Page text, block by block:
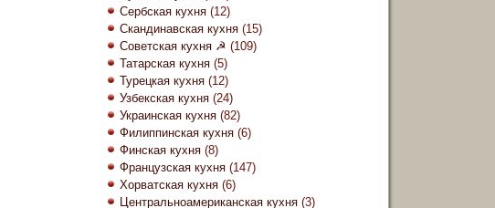
Сербская кухня (12)
Скандинавская кухня (15)
Советская кухня ☭ (109)
Татарская кухня (5)
Турецкая кухня (12)
Узбекская кухня (24)
Украинская кухня (82)
Филиппинская кухня (6)
Финская кухня (8)
Французская кухня (147)
Хорватская кухня (6)
Центральноамериканская кухня (3)